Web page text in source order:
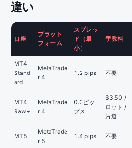
違い
口座
プラット
フォーム
スプレッ
ド（最
小）
手数料
MT4
Stand
ard
MetaTrade
r 4
1.2 pips 不要
MT4
Raw+
MetaTrade
r 4
0.0ピッ
プス
$3.50 /
ロット /
片道
MT5
MetaTrade
r 5
1.4 pips 不要